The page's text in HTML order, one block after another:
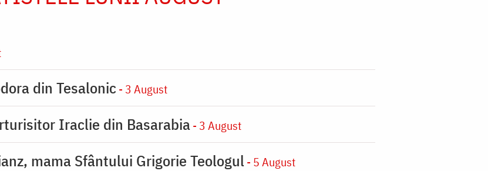
din Tesalonic - 3 August
Iraclie din Basarabia- 3 August
mama Sfântului Grigorie Teologul - 5 August